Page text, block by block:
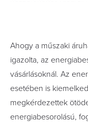
Ahogy a műszaki
igazolta, az
vásárlásoknál. Az
esetében is
megkérdezettek
energiabesorolású,